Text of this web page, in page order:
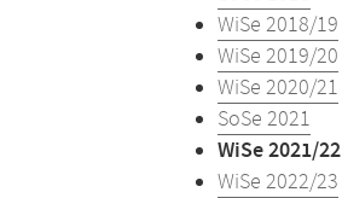
WiSe 2018/19
WiSe 2019/20
WiSe 2020/21
SoSe 2021
WiSe 2021/22
WiSe 2022/23